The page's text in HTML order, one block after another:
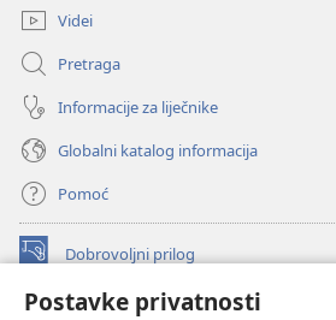
Postavke privatnosti
prozor)Videi
Pretraga
Informacije za liječnike
Globalni katalog informacija
Pomoć
Dobrovoljni prilog
(otvara
novi